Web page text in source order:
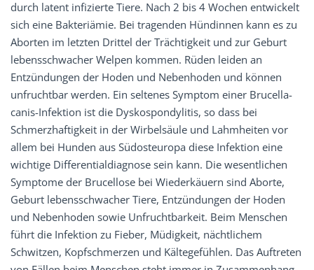
durch latent infizierte Tiere. Nach 2 bis 4 Wochen entwickelt
sich eine Bakteriämie. Bei tragenden Hündinnen kann es zu
Aborten im letzten Drittel der Trächtigkeit und zur Geburt
lebensschwacher Welpen kommen. Rüden leiden an
Entzündungen der Hoden und Nebenhoden und können
unfruchtbar werden. Ein seltenes Symptom einer Brucella-
canis-Infektion ist die Dyskospondylitis, so dass bei
Schmerzhaftigkeit in der Wirbelsäule und Lahmheiten vor
allem bei Hunden aus Südosteuropa diese Infektion eine
wichtige Differentialdiagnose sein kann. Die wesentlichen
Symptome der Brucellose bei Wiederkäuern sind Aborte,
Geburt lebensschwacher Tiere, Entzündungen der Hoden
und Nebenhoden sowie Unfruchtbarkeit. Beim Menschen
führt die Infektion zu Fieber, Müdigkeit, nächtlichem
Schwitzen, Kopfschmerzen und Kältegefühlen. Das Auftreten